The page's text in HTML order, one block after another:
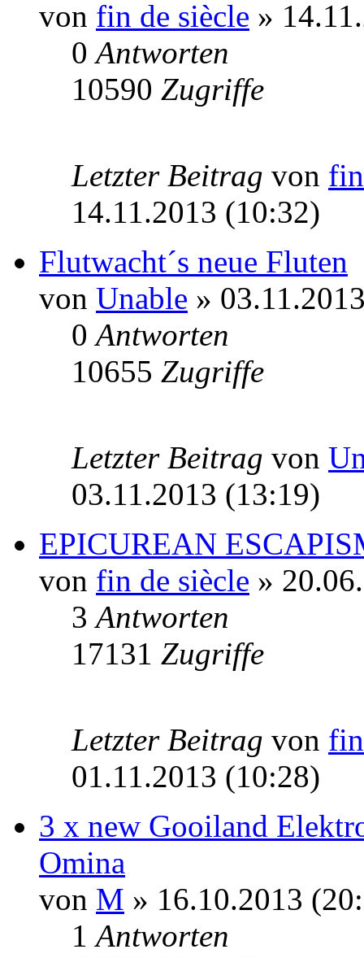
von fin de siècle »
0Antworten
10590 Zugriffe
Letzter Beitrag von
14.11.2013 (10:32)
Flutwacht´s neue Fluten
von Unable »
0Antworten
10655 Zugriffe
Letzter Beitrag von
03.11.2013 (13:19)
EPICUREAN
von fin de siècle »
3Antworten
17131 Zugriffe
Letzter Beitrag von
01.11.2013 (10:28)
3 x new Gooiland
Omina
von M » 16.10.2013
1Antworten